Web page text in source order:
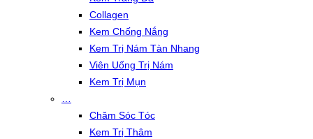
Collagen
Kem Chống Nắng
Kem Trị Nám Tàn Nhang
Viên Uống Trị Nám
Kem Trị Mụn
Chăm Sóc Tóc
Kem Trị Thâm